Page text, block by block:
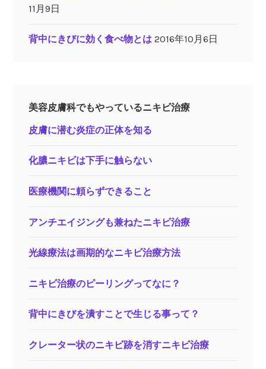
11月9日
背中にきびに効く食べ物とは 2016年10月6日
美容皮膚科でもやっているニキビ治療
皮膚に潜む炎症の正体を知る
化膿ニキビは下手に触らない
医療機関に頼らずできること
アンチエイジングも兼ねたニキビ治療
光線療法は画期的なニキビ治療方法
ニキビ治療のピーリングってなに？
背中にきびを潰すことで生じる事って？
クレーター状のニキビ跡を消すニキビ治療